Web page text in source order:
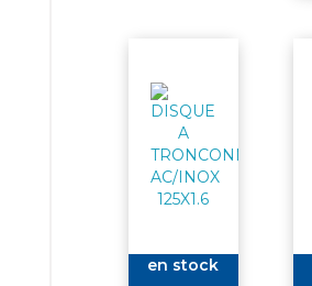
en stock